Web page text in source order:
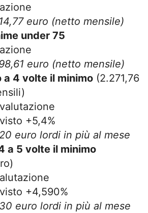
euro (netto mensile)
under 75
euro (netto mensile)
a 4 volte il minimo (2.271,76
+5,4%
euro lordi in più al mese
a 5 volte il minimo
+4,590%
euro lordi in più al mese